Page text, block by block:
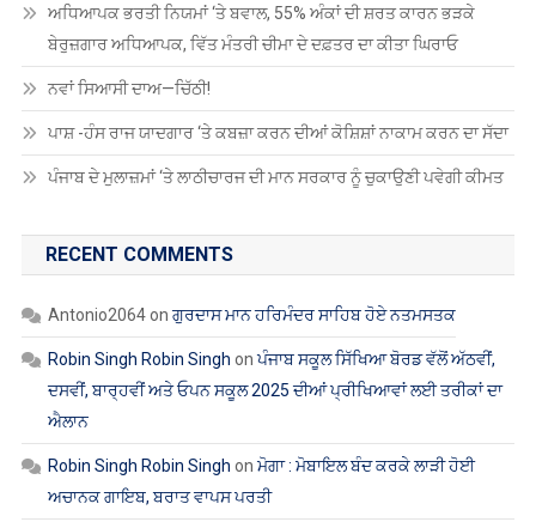
ਅਧਿਆਪਕ ਭਰਤੀ ਨਿਯਮਾਂ ‘ਤੇ ਬਵਾਲ, 55% ਅੰਕਾਂ ਦੀ ਸ਼ਰਤ ਕਾਰਨ ਭੜਕੇ
ਬੇਰੁਜ਼ਗਾਰ ਅਧਿਆਪਕ, ਵਿੱਤ ਮੰਤਰੀ ਚੀਮਾ ਦੇ ਦਫ਼ਤਰ ਦਾ ਕੀਤਾ ਘਿਰਾਓ
ਨਵਾਂ ਸਿਆਸੀ ਦਾਅ—ਚਿੱਠੀ!
ਪਾਸ਼ -ਹੰਸ ਰਾਜ ਯਾਦਗਾਰ ‘ਤੇ ਕਬਜ਼ਾ ਕਰਨ ਦੀਆਂ ਕੋਸ਼ਿਸ਼ਾਂ ਨਾਕਾਮ ਕਰਨ ਦਾ ਸੱਦਾ
ਪੰਜਾਬ ਦੇ ਮੁਲਾਜ਼ਮਾਂ ‘ਤੇ ਲਾਠੀਚਾਰਜ ਦੀ ਮਾਨ ਸਰਕਾਰ ਨੂੰ ਚੁਕਾਉਣੀ ਪਵੇਗੀ ਕੀਮਤ
RECENT COMMENTS
Antonio2064on ਗੁਰਦਾਸ ਮਾਨ ਹਰਿਮੰਦਰ ਸਾਹਿਬ ਹੋਏ ਨਤਮਸਤਕ
Robin Singh Robin Singh onਪੰਜਾਬ ਸਕੂਲ ਸਿੱਖਿਆ ਬੋਰਡ ਵੱਲੋਂ ਅੱਠਵੀਂ,
ਦਸਵੀਂ, ਬਾਰ੍ਹਵੀਂ ਅਤੇ ਓਪਨ ਸਕੂਲ 2025 ਦੀਆਂ ਪ੍ਰੀਖਿਆਵਾਂ ਲਈ ਤਰੀਕਾਂ ਦਾ
ਐਲਾਨ
Robin Singh Robin Singh on ਮੋਗਾ : ਮੋਬਾਇਲ ਬੰਦ ਕਰਕੇ ਲਾੜੀ ਹੋਈ
ਅਚਾਨਕ ਗਾਇਬ, ਬਰਾਤ ਵਾਪਸ ਪਰਤੀ